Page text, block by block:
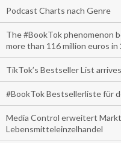
Podcast Charts nach Genre
The #BookTok phenomenon
more than 116 million euros in
TikTok’s Bestseller List
#BookTok Bestsellerliste für
Media Control erweitert
Lebensmitteleinzelhandel